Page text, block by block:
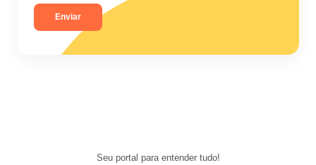
Enviar
Seu portal para entender tudo!